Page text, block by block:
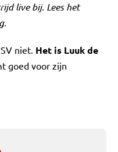
live bij. Lees het
niet. Het is Luuk de
goed voor zijn